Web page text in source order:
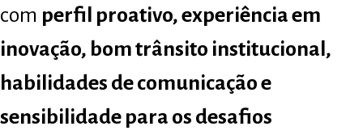
com perfil proativo, experiência em
inovação, bom trânsito institucional,
habilidades de comunicação e
sensibilidade para os desafios